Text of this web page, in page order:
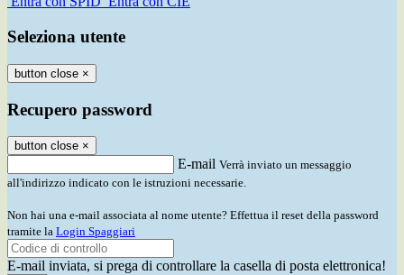
Seleziona utente
button close ×
Recupero password
button close ×
E-mail Verrà inviato un messaggio
all'indirizzo indicato con le istruzioni necessarie.
Non hai una e-mail associata al nome utente? Effettua il reset della password
tramite la Login Spaggiari
E-mail inviata, si prega di controllare la casella di posta elettronica!